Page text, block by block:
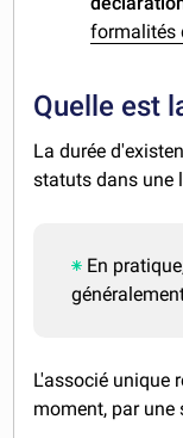
formalités
Quelle est
La durée
statuts dans une
En
L'associé unique
moment, par